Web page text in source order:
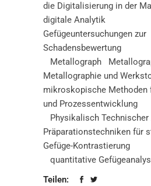
die Digitalisierung in der
digitale Analytik
Gefügeuntersuchungen zur
Schadensbewertung
Metallograph
Metallographie und
mikroskopische Methoden
und Prozessentwicklung
Physikalisch
Präparationstechniken für
Gefüge-Kontrastierung
quantitative
Teilen: